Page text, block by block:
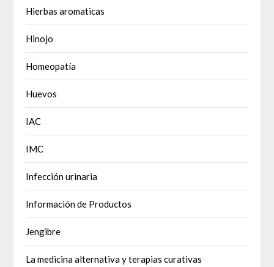
Hierbas aromaticas
Hinojo
Homeopatía
Huevos
IAC
IMC
Infección urinaria
Información de Productos
Jengibre
La medicina alternativa y terapias curativas